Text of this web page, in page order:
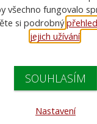
umístěný v rámečku a
na viditelné místo.
odkazu
všechno fungovalo
si podrobný
jejich užívání.
SOUHLASÍM
Nastavení